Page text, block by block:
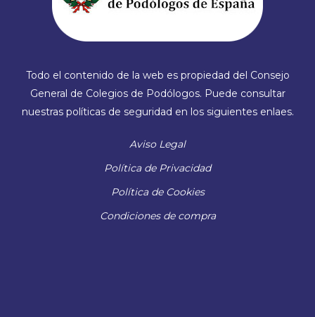
Todo el contenido de la web es propiedad del Consejo
General de Colegios de Podólogos. Puede consultar
nuestras políticas de seguridad en los siguientes enlaes.
Aviso Legal
Política de Privacidad
Política de Cookies
Condiciones de compra